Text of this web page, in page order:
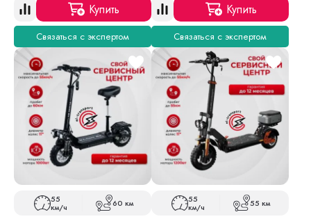
Купить
Связаться с экспертом
Купить
Связаться с экспертом
55
км/ч 60 км 55
км/ч 55 км